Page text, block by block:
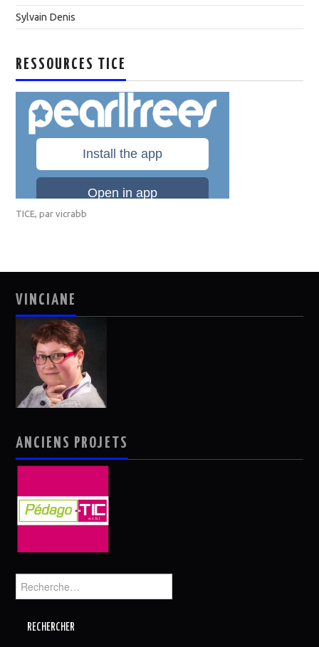
Sylvain Denis
RESSOURCES TICE
TICE, parvicrabb
VINCIANE
ANCIENS PROJETS
Rechercher :